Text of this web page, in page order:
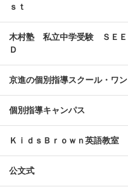
ｓｔ
木村塾 私立中学受験 ＳＥＥ
Ｄ
京進の個別指導スクール・ワン
個別指導キャンパス
ＫｉｄｓＢｒｏｗｎ英語教室
公文式